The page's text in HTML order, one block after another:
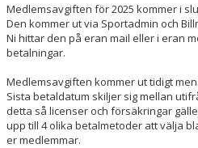
Medlemsavgiften för 2025 kommer i
Den kommer ut via Sportadmin och
Ni hittar den på eran mail eller i eran
betalningar.
Medlemsavgiften kommer ut tidigt
Sista betaldatum skiljer sig mellan
detta så licenser och försäkringar
upp till 4 olika betalmetoder att välja
er medlemmar.